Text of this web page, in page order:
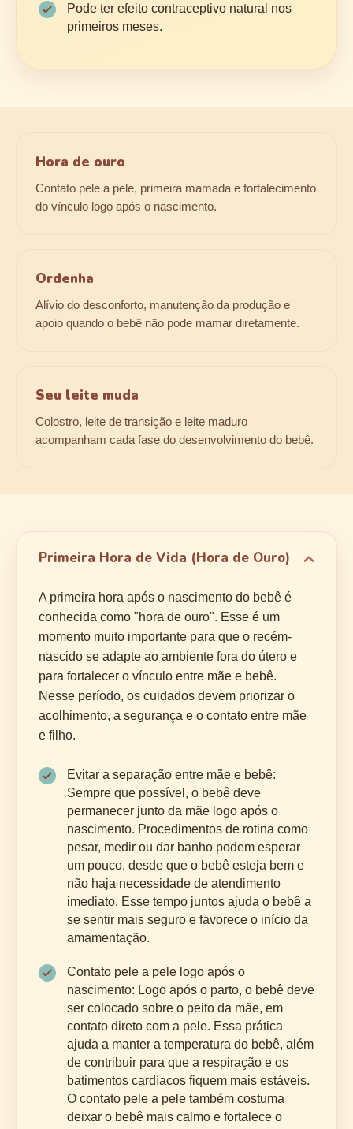
Pode ter efeito contraceptivo natural nos
primeiros meses.
Hora de ouro
Contato pele a pele, primeira mamada e fortalecimento
do vínculo logo após o nascimento.
Ordenha
Alívio do desconforto, manutenção da produção e
apoio quando o bebê não pode mamar diretamente.
Seu leite muda
Colostro, leite de transição e leite maduro
acompanham cada fase do desenvolvimento do bebê.
Primeira Hora de Vida (Hora de Ouro)
A primeira hora após o nascimento do bebê é
conhecida como "hora de ouro". Esse é um
momento muito importante para que o recém-
nascido se adapte ao ambiente fora do útero e
para fortalecer o vínculo entre mãe e bebê.
Nesse período, os cuidados devem priorizar o
acolhimento, a segurança e o contato entre mãe
e filho.
Evitar a separação entre mãe e bebê:
Sempre que possível, o bebê deve
permanecer junto da mãe logo após o
nascimento. Procedimentos de rotina como
pesar, medir ou dar banho podem esperar
um pouco, desde que o bebê esteja bem e
não haja necessidade de atendimento
imediato. Esse tempo juntos ajuda o bebê a
se sentir mais seguro e favorece o início da
amamentação.
Contato pele a pele logo após o
nascimento: Logo após o parto, o bebê deve
ser colocado sobre o peito da mãe, em
contato direto com a pele. Essa prática
ajuda a manter a temperatura do bebê, além
de contribuir para que a respiração e os
batimentos cardíacos fiquem mais estáveis.
O contato pele a pele também costuma
deixar o bebê mais calmo e fortalece o